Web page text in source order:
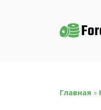
Главная »